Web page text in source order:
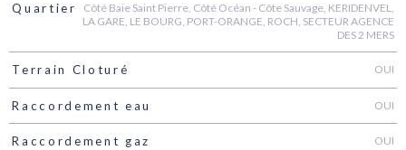
Quartier
Côté Baie Saint Pierre, Côté Océan - Côte Sauvage, KERIDENVEL,
LA GARE, LE BOURG, PORT-ORANGE, ROCH, SECTEUR AGENCE
DES 2 MERS
Terrain Cloturé OUI
Raccordement eau OUI
Raccordement gaz OUI